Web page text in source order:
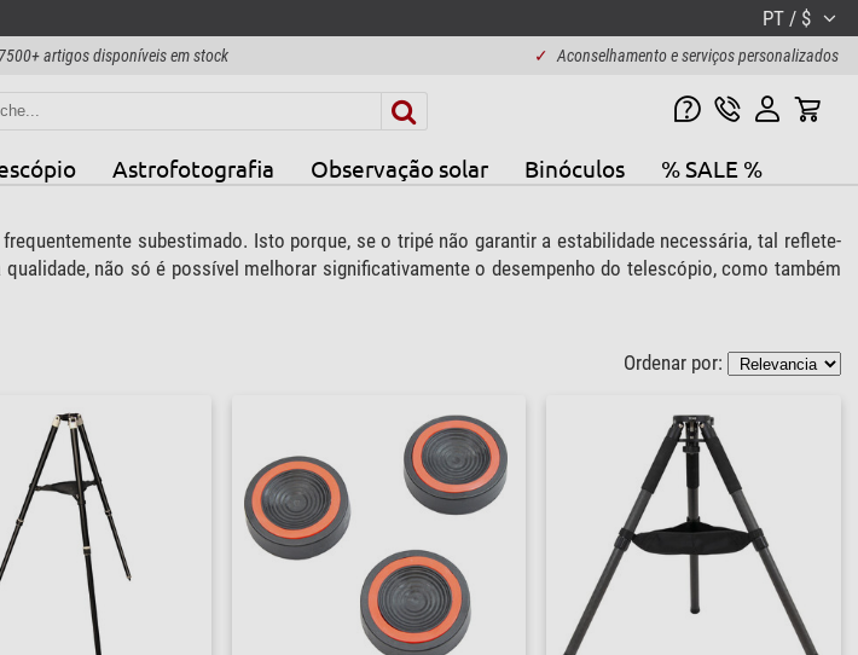
PT / $
7500+ artigos disponíveis em stock ✓ Aconselhamento e serviços personalizados
Astrofotografia Observação solar Binóculos % SALE %
subestimado. Isto porque, se o tripé não garantir a estabilidade necessária, tal reflete-
não só é possível melhorar significativamente o desempenho do telescópio, como também
Ordenar por: